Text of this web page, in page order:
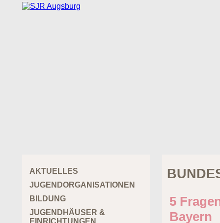
AKTUELLES
JUGENDORGANISATIONEN
BILDUNG
JUGENDHÄUSER &
EINRICHTUNGEN
5
Bayern